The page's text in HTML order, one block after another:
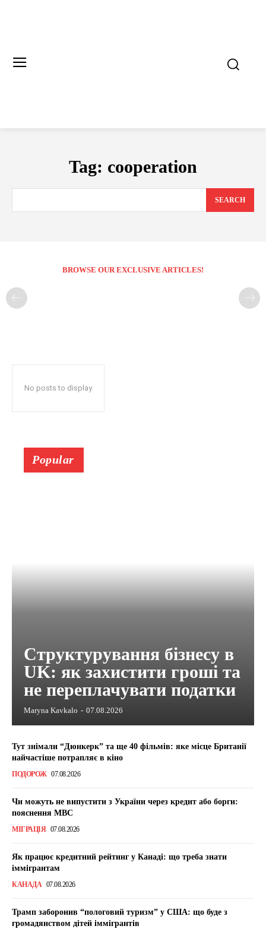
Tag: cooperation
SEARCH
BROWSE OUR EXCLUSIVE ARTICLES!
No posts to display
Popular
Структурування бізнесу в
UK: як захистити гроші та
не переплачувати податки
Maryna Kavkalo - 07.08.2026
Тут знімали “Дюнкерк” та ще 40 фільмів: яке місце Британії
найчастіше потрапляє в кіно
ПОДОРОЖ 07.08.2026
Чи можуть не випустити з України через кредит або борги:
пояснення МВС
МІГРАЦІЯ 07.08.2026
Як працює кредитний рейтинг у Канаді: що треба знати
іммігрантам
КАНАДА 07.08.2026
Трамп заборонив “пологовий туризм” у США: що буде з
громадянством дітей іммігрантів